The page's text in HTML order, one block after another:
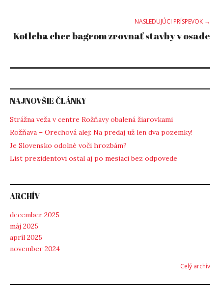
NASLEDUJÚCI PRÍSPEVOK →
Kotleba chce bagrom zrovnať stavby v osade
NAJNOVŠIE ČLÁNKY
Strážna veža v centre Rožňavy obalená žiarovkami
Rožňava – Orechová alej: Na predaj už len dva pozemky!
Je Slovensko odolné voči hrozbám?
List prezidentovi ostal aj po mesiaci bez odpovede
ARCHÍV
december 2025
máj 2025
apríl 2025
november 2024
Celý archív